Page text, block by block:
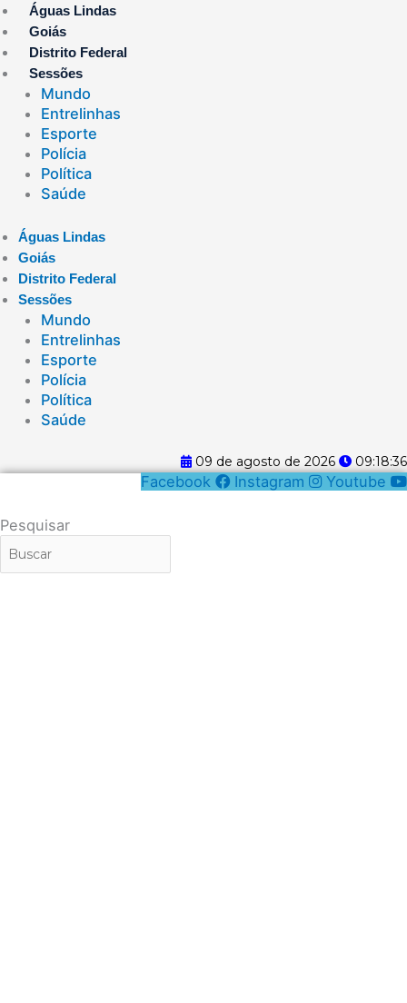
Ir
para
o
conteúdo
Águas Lindas
Goiás
Distrito Federal
Sessões
Mundo
Entrelinhas
Esporte
Polícia
Política
Saúde
Águas Lindas
Goiás
Distrito Federal
Sessões
Mundo
Entrelinhas
Esporte
Polícia
Política
Saúde
09 de agosto de 2026 09:18:36
Facebook Instagram Youtube
Pesquisar